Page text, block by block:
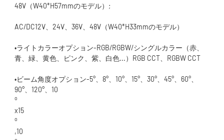
•ライトカラーオプション-RGB/RGBW/シングルカラー（赤、
•ビーム角度オプション-5°、8°、10°、15°、30°、45°、60°、